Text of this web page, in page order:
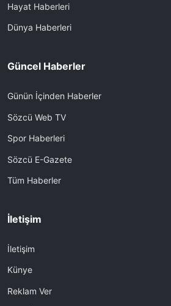
Hayat Haberleri
Dünya Haberleri
Güncel Haberler
Günün İçinden Haberler
Sözcü Web TV
Spor Haberleri
Sözcü E-Gazete
Tüm Haberler
İletişim
İletişim
Künye
Reklam Ver